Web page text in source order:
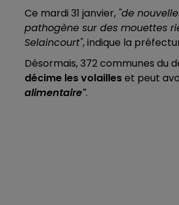
Ce mardi 31 janvier, "de
pathogène sur des mouettes
Selaincourt", indique la
Désormais, 372 communes du
décime les volailleset peut
alimentaire".